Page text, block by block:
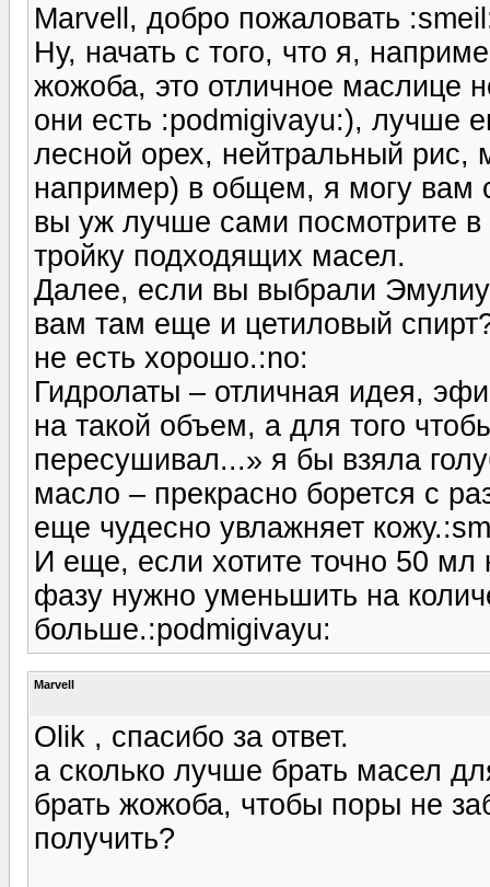
Marvell, добро пожаловать
Ну, начать с того, что я,
жожоба, это отличное маслице
они есть :podmigivayu:), лучше
лесной орех, нейтральный рис,
например) в общем, я могу вам
вы уж лучше сами посмотрите в
тройку подходящих масел.
Далее, если вы выбрали
вам там еще и цетиловый
не есть хорошо.:no:
Гидролаты – отличная идея,
на такой объем, а для того
пересушивал...» я бы взяла
масло – прекрасно борется с
еще чудесно увлажняет
И еще, если хотите точно 50
фазу нужно уменьшить на
больше.:podmigivayu:
Marvell
Olik , спасибо за ответ.
а сколько лучше брать масел
брать жожоба, чтобы поры не
получить?